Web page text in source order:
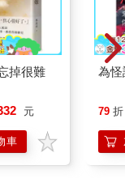
者心中的悲傷、抗
痛、懊悔、同情、
。本書收錄了十六
文化、性別與性傾
來自保加利亞、中
非、蘇丹和敘利亞
和宗教傳統，如何
性文章，例如
掉很難
元
車
為怪
79 折